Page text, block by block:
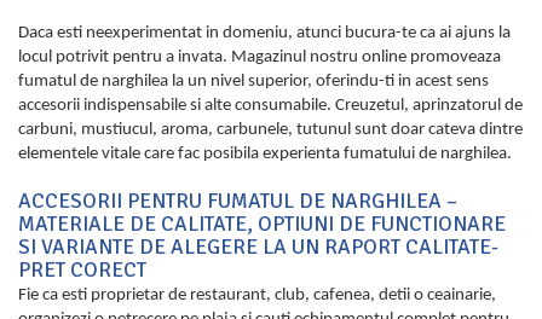
Daca esti neexperimentat in domeniu, atunci bucura-te ca ai ajuns la
locul potrivit pentru a invata. Magazinul nostru online promoveaza
fumatul de narghilea la un nivel superior, oferindu-ti in acest sens
accesorii indispensabile si alte consumabile. Creuzetul, aprinzatorul de
carbuni, mustiucul, aroma, carbunele, tutunul sunt doar cateva dintre
elementele vitale care fac posibila experienta fumatului de narghilea.
ACCESORII PENTRU FUMATUL DE NARGHILEA –
MATERIALE DE CALITATE, OPTIUNI DE FUNCTIONARE
SI VARIANTE DE ALEGERE LA UN RAPORT CALITATE-
PRET CORECT
Fie ca esti proprietar de restaurant, club, cafenea, detii o ceainarie,